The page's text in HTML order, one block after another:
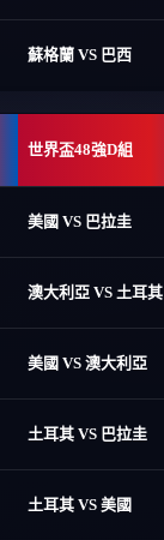
蘇格蘭 VS 巴西
世界盃48強D組
美國 VS 巴拉圭
澳大利亞 VS 土耳其
美國 VS 澳大利亞
土耳其 VS 巴拉圭
土耳其 VS 美國